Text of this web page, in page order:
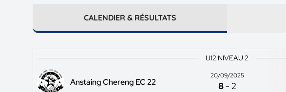
CALENDIER & RÉSULTATS
U12 NIVEAU 2
Anstaing Chereng EC 22
20/09/2025
8 -2